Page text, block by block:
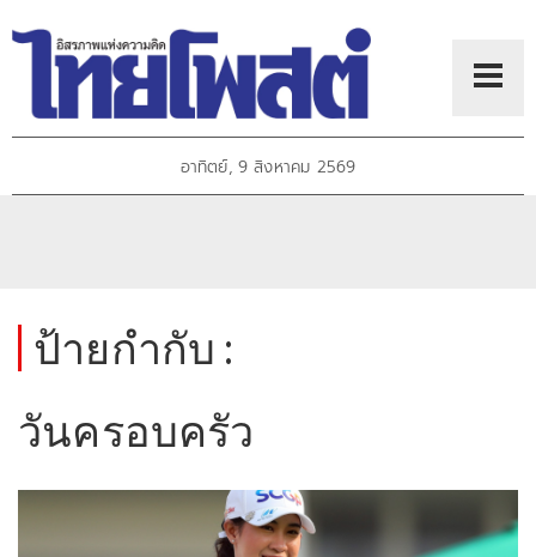
อาทิตย์, 9 สิงหาคม 2569
ป้ายกำกับ :
วันครอบครัว